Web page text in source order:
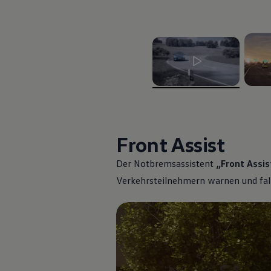
€ 2 inkl. MwSt
abzüglich
bis zu
, 1 von 2
Front Assist
Der Notbremsassistent „Front
Verkehrsteilnehmern warnen und